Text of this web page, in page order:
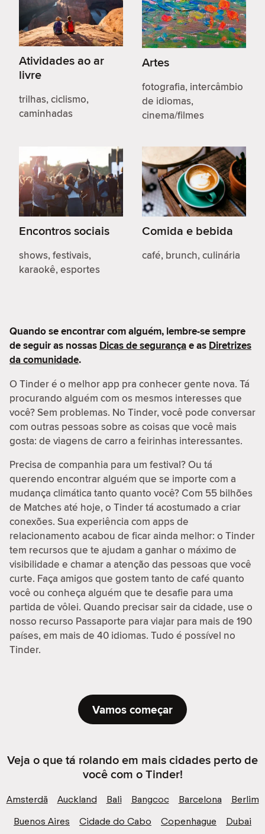
Atividades ao ar
livre
trilhas, ciclismo,
caminhadas
Artes
fotografia, intercâmbio
de idiomas,
cinema/filmes
Encontros sociais
shows, festivais,
karaokê, esportes
Comida e bebida
café, brunch, culinária
Quando se encontrar com alguém, lembre-se sempre
de seguir as nossas Dicas de segurançae as Diretrizes
da comunidade.
O Tinder é o melhor app pra conhecer gente nova. Tá
procurando alguém com os mesmos interesses que
você? Sem problemas. No Tinder, você pode conversar
com outras pessoas sobre as coisas que você mais
gosta: de viagens de carro a feirinhas interessantes.
Precisa de companhia para um festival? Ou tá
querendo encontrar alguém que se importe com a
mudança climática tanto quanto você? Com 55 bilhões
de Matches até hoje, o Tinder tá acostumado a criar
conexões. Sua experiência com apps de
relacionamento acabou de ficar ainda melhor: o Tinder
tem recursos que te ajudam a ganhar o máximo de
visibilidade e chamar a atenção das pessoas que você
curte. Faça amigos que gostem tanto de café quanto
você ou conheça alguém que te desafie para uma
partida de vôlei. Quando precisar sair da cidade, use o
nosso recurso Passaporte para viajar para mais de 190
países, em mais de 40 idiomas. Tudo é possível no
Tinder.
Vamos começar
Veja o que tá rolando em mais cidades perto de
você com o Tinder!
Amsterdã Auckland Bali Bangcoc Barcelona
Berlim
Buenos Aires
Cidade do Cabo Copenhague
Dubai